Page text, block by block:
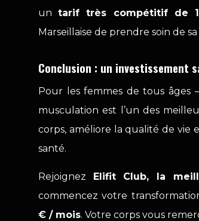
untarif très compétitif de
Marseillaise de prendre soin de
Conclusion : un investissement
Pour les femmes de tous
musculation est l’un des
corps, améliore la qualité de vie
santé.
Rejoignez Elifit Club, la
commencez votre
€ / mois. Votre corps vous